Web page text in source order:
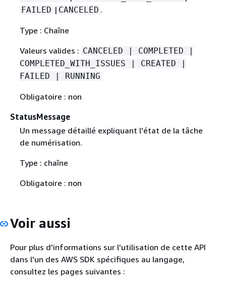
FAILED | CANCELED .
Type : Chaîne
Valeurs valides : CANCELED | COMPLETED |
COMPLETED_WITH_ISSUES | CREATED |
FAILED | RUNNING
Obligatoire : non
StatusMessage
Un message détaillé expliquant l'état de la tâche
de numérisation.
Type : chaîne
Obligatoire : non
Voir aussi
Pour plus d'informations sur l'utilisation de cette API
dans l'un des AWS SDK spécifiques au langage,
consultez les pages suivantes :